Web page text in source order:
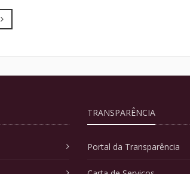
Next
TRANSPARÊNCIA
Portal da Transparência